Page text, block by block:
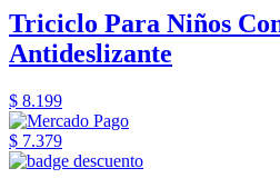
Triciclo Para Niños
Antideslizante
$ 8.199
$ 7.379